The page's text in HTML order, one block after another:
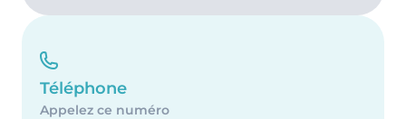
Téléphone
Appelez ce numéro